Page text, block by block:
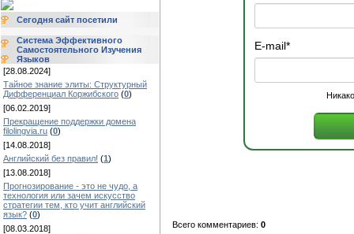
Сегодня сайт посетили
Система Эффективного
Самостоятельного Изучения
Языков
[28.08.2024]
Тайное знание элиты: Структурный
Дифференциал Коржибского (0)
[06.02.2019]
Прекращение поддержки домена
filolingvia.ru (0)
[14.08.2018]
Английский без правил! (1)
[13.08.2018]
Прогнозирование - это не чудо, а
технология или зачем искусство
стратегии тем, кто учит английский
язык? (0)
[08.03.2018]
E-mail*
Всего комментариев: 0